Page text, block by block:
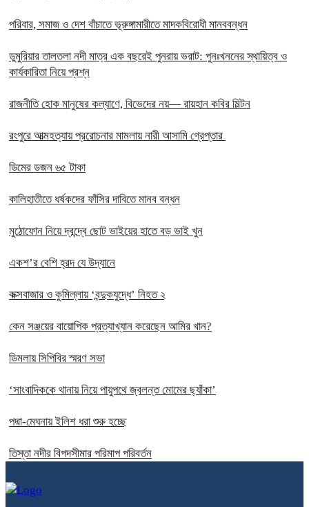
পরিবার, সমাজ ও দেশ বাঁচাতে ভূরুঙ্গামারীতে মাদকবিরোধী মানববন্ধন
ডুমুরিয়ার তালতলা নদী মাত্র এক বছরেই পুনরায় ভরাট: পুনঃখননের স্থায়িত্ব ও
কার্যকারিতা নিয়ে প্রশ্ন
রাজনীতি হোক মানুষের কল্যাণে, বিভেদের নয়— রায়হান কবির মিল্টন
রংপুরে আত্মহত্যায় প্ররোচনার মামলায় নারী আসামি গ্রেপ্তার ‎
ডিমের ডজন ৬৫ টাকা
কালিহাতীতে ধর্ষকদের ফাঁসির দাবিতে মানব বন্ধন
মুঠোফোন নিয়ে দ্বন্দ্বে ছোট ভাইয়ের হাতে বড় ভাই খুন
একশ’র বেশি হ্রদ যে উদ্যানে
কক্সবাজার ও কুমিল্লায় ‘বন্দুকযুদ্ধে’ নিহত ২
কেন সঞ্জয়ের বায়োপিক প্রত্যাখ্যান করেছেন আমির খান?
ডিমলায় সিপিবির স্মরণ সভা
‘সাংবাদিককে থানায় নিয়ে পায়ুপথে জ্বলন্ত মোমের ছ্যাঁকা’
পদ্মা-মেঘনায় ইলিশ ধরা শুরু হচ্ছে
তিস্তা নদীর বিপদসীমার পরিমাপ পরিবর্তন